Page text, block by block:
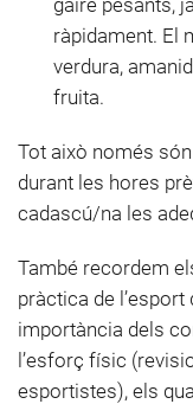
gaire pesants,
ràpidament. El
verdura,
fruita.
Tot això només
durant les hores
cadascú/na les
També recordem
pràctica de
importància dels
l’esforç físic
esportistes), els